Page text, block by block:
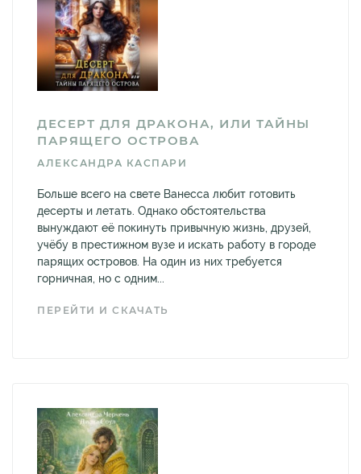
ДЕСЕРТ ДЛЯ ДРАКОНА, ИЛИ ТАЙНЫ
ПАРЯЩЕГО ОСТРОВА
АЛЕКСАНДРА КАСПАРИ
Больше всего на свете Ванесса любит готовить
десерты и летать. Однако обстоятельства
вынуждают её покинуть привычную жизнь, друзей,
учёбу в престижном вузе и искать работу в городе
парящих островов. На один из них требуется
горничная, но с одним...
ПЕРЕЙТИ И СКАЧАТЬ